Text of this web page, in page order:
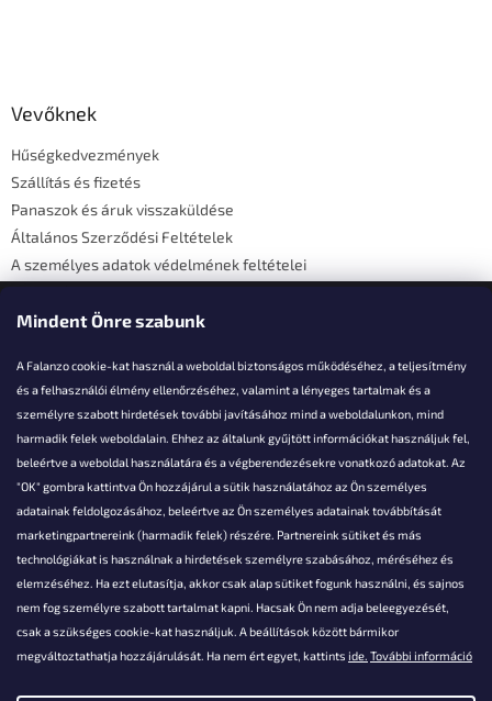
Mindent Önre szabunk
A Falanzo cookie-kat használ a weboldal biztonságos működéséhez, a teljesítmény
és a felhasználói élmény ellenőrzéséhez, valamint a lényeges tartalmak és a
személyre szabott hirdetések további javításához mind a weboldalunkon, mind
harmadik felek weboldalain. Ehhez az általunk gyűjtött információkat használjuk fel,
beleértve a weboldal használatára és a végberendezésekre vonatkozó adatokat. Az
"OK" gombra kattintva Ön hozzájárul a sütik használatához az Ön személyes
adatainak feldolgozásához, beleértve az Ön személyes adatainak továbbítását
marketingpartnereink (harmadik felek) részére. Partnereink sütiket és más
technológiákat is használnak a hirdetések személyre szabásához, méréséhez és
elemzéséhez. Ha ezt elutasítja, akkor csak alap sütiket fogunk használni, és sajnos
nem fog személyre szabott tartalmat kapni. Hacsak Ön nem adja beleegyezését,
csak a szükséges cookie-kat használjuk. A beállítások között bármikor
megváltoztathatja hozzájárulását. Ha nem ért egyet, kattints ide. További információ
Vevőknek
Hűségkedvezmények
Szállítás és fizetés
Panaszok és áruk visszaküldése
Általános Szerződési Feltételek
A személyes adatok védelmének feltételei
Elérhetőségi adatok
Akarsz kérdezni valamit?
info@falanzo.hu